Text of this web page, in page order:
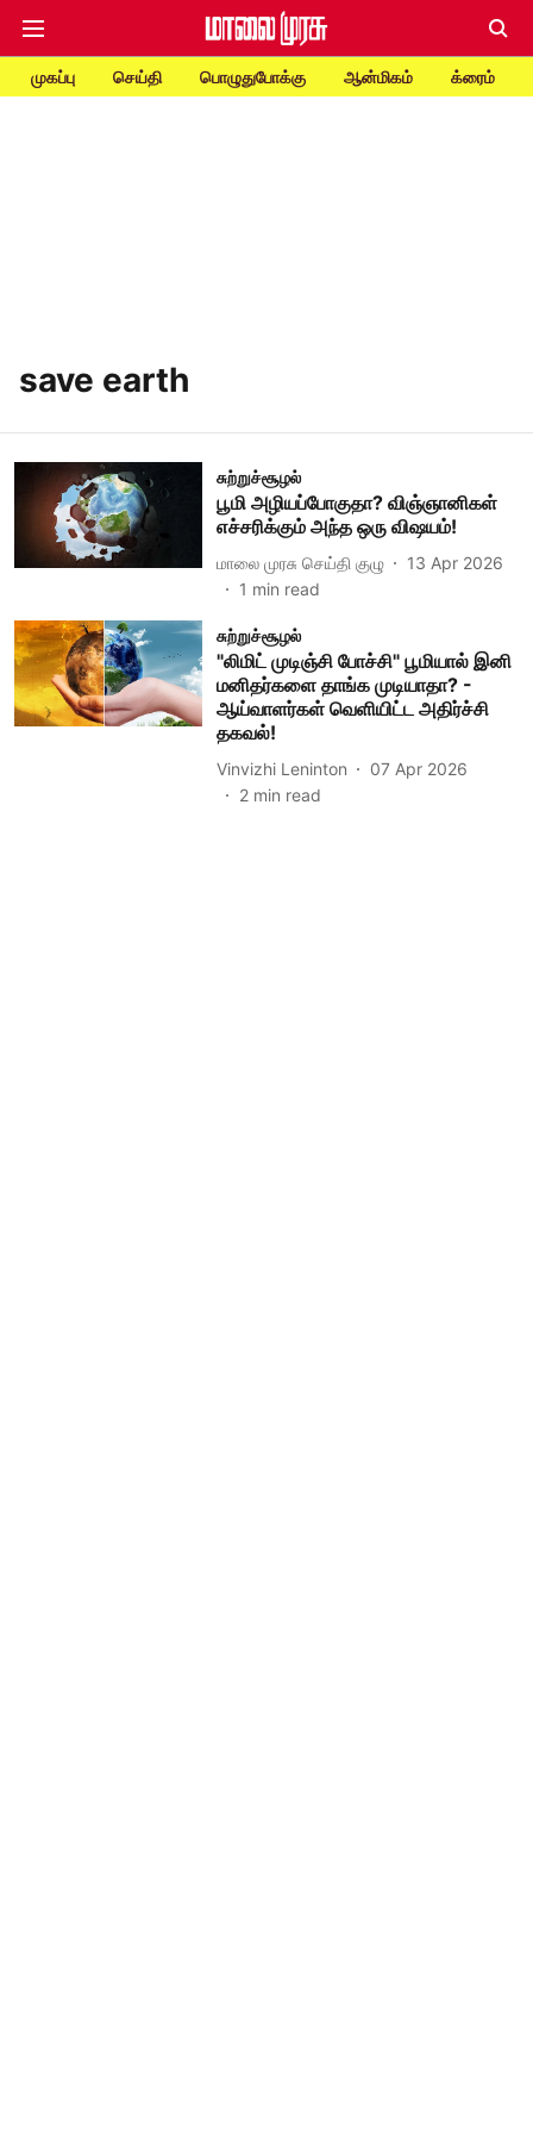
முகப்பு செய்தி பொழுதுபோக்கு ஆன்மிகம் க்ரைம்
save earth
சுற்றுச்சூழல்
பூமி அழியப்போகுதா? விஞ்ஞானிகள்
எச்சரிக்கும் அந்த ஒரு விஷயம்!
மாலை முரசு செய்தி குழு
13 Apr 2026
1 min read
சுற்றுச்சூழல்
"லிமிட் முடிஞ்சி போச்சி" பூமியால் இனி
மனிதர்களை தாங்க முடியாதா? -
ஆய்வாளர்கள் வெளியிட்ட அதிர்ச்சி
தகவல்!
Vinvizhi Leninton
07 Apr 2026
2 min read